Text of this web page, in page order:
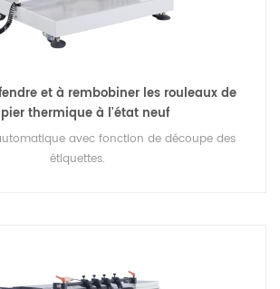
et à rembobiner les rouleaux de
thermique à l'état neuf
avec fonction de découpe des
étiquettes.